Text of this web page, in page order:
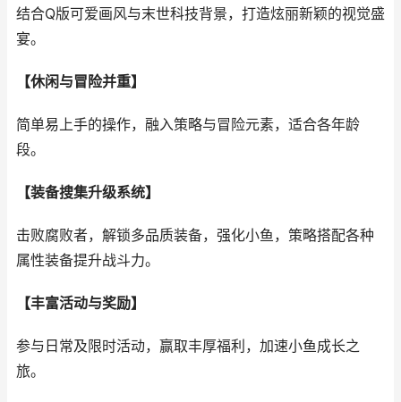
结合Q版可爱画风与末世科技背景，打造炫丽新颖的视觉盛
宴。
【休闲与冒险并重】
简单易上手的操作，融入策略与冒险元素，适合各年龄
段。
【装备搜集升级系统】
击败腐败者，解锁多品质装备，强化小鱼，策略搭配各种
属性装备提升战斗力。
【丰富活动与奖励】
参与日常及限时活动，赢取丰厚福利，加速小鱼成长之
旅。